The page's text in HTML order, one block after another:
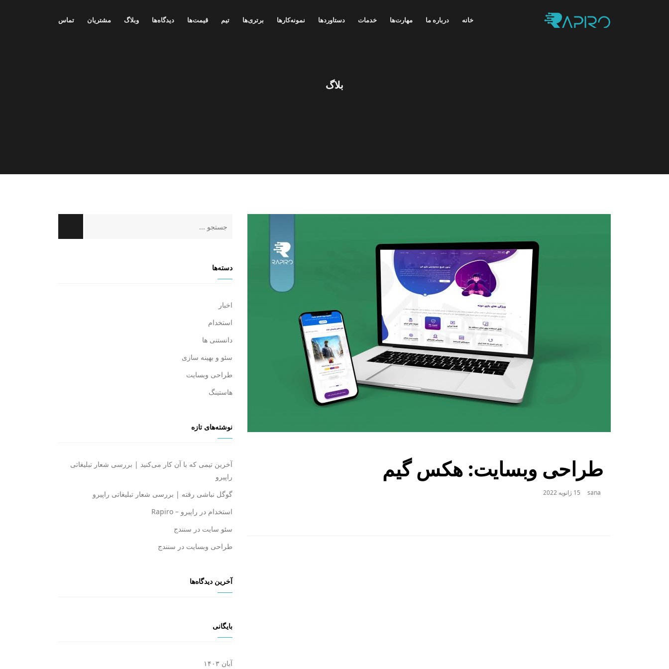
خانه درباره ما مهارت‌ها خدمات دستاوردها نمونه‌کارها برتری‌ها تیم قیمت‌ها دیدگاه‌ها وبلاگ مشتریان تماس
بلاگ
طراحی وبسایت: هکس گیم
sana 15 ژانویه 2022
دسته‌ها
اخبار
استخدام
دانستنی ها
سئو و بهینه سازی
طراحی وبسایت
هاستینگ
نوشته‌های تازه
آخرین تیمی که با آن کار می‌کنید | بررسی شعار تبلیغاتی
راپیرو
گوگل نباشی رفته | بررسی شعار تبلیغاتی راپیرو
استخدام در راپیرو – Rapiro
سئو سایت در سنندج
طراحی وبسایت در سنندج
آخرین دیدگاه‌ها
بایگانی
آبان ۱۴۰۳